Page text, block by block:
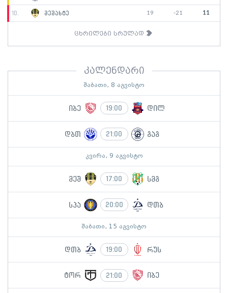
10. მეშახტე 19 -21 11
ცხრილები სრულად
კალენდარი
შაბათი, 8 აგვისტო
იბე 19:00 დილ
დბთ 21:00 გაგ
კვირა, 9 აგვისტო
მეშ 17:00 სმგ
სპა 20:00 დთბ
შაბათი, 15 აგვისტო
დთბ 19:00 რუს
ტორ 21:00 იბე